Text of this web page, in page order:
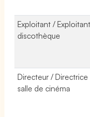
Exploitant /
discothèque
Directeur / Directrice
salle de cinéma